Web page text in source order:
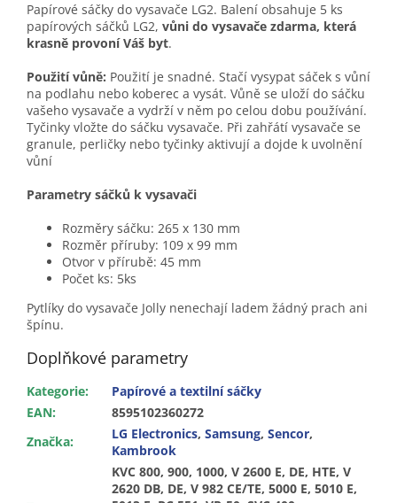
Papírové sáčky do vysavače LG2. Balení obsahuje 5 ks
papírových sáčků LG2, vůni do vysavače zdarma, která
krasně provoní Váš byt.
Použití vůně: Použití je snadné. Stačí vysypat sáček s vůní
na podlahu nebo koberec a vysát. Vůně se uloží do sáčku
vašeho vysavače a vydrží v něm po celou dobu používání.
Tyčinky vložte do sáčku vysavače. Při zahřátí vysavače se
granule, perličky nebo tyčinky aktivují a dojde k uvolnění
vůní
Parametry sáčků k vysavači
Rozměry sáčku: 265 x 130 mm
Rozměr příruby: 109 x 99 mm
Otvor v přírubě: 45 mm
Počet ks: 5ks
Pytlíky do vysavače Jolly nenechají ladem žádný prach ani
špínu.
Doplňkové parametry
Kategorie:
Papírové a textilní sáčky
EAN:
8595102360272
Značka: LG Electronics, Samsung, Sencor,
Kambrook
KVC 800, 900, 1000, V 2600 E, DE, HTE, V
2620 DB, DE, V 982 CE/TE, 5000 E, 5010 E,